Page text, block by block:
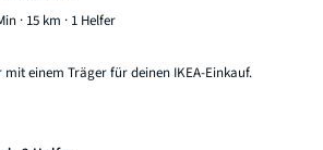
· 15 km · 1 Helfer
einem Träger für deinen IKEA-Einkauf.